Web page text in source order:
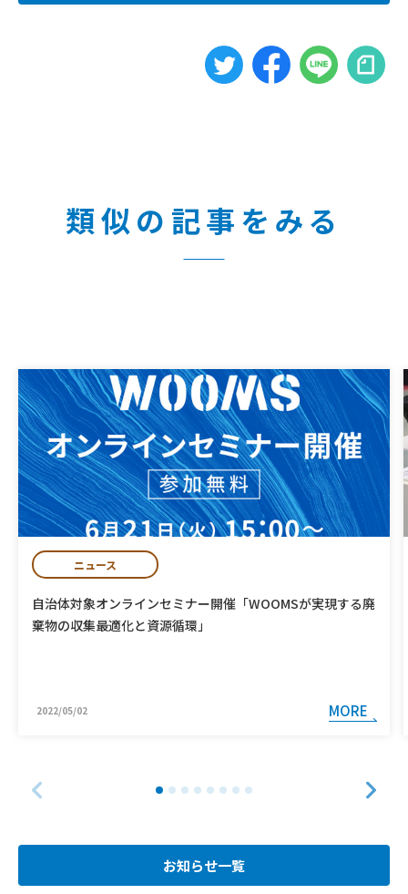
類似の記事をみる
ニュース
自治体対象オンラインセミナー開催「WOOMSが実現する廃
棄物の収集最適化と資源循環」
2022/05/02 MORE
お知らせ一覧